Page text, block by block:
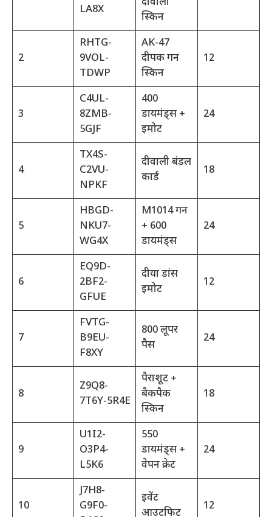
LA8X
स्किन
2
RHTG-
9VOL-
TDWP
AK-47
दीपक गन
स्किन
12
3
C4UL-
8ZMB-
5GJF
400
डायमंड्स +
इमोट
24
4
TX4S-
C2VU-
NPKF
दीवाली बंडल
कार्ड
18
5
HBGD-
NKU7-
WG4X
M1014 गन
+ 600
डायमंड्स
24
6
EQ9D-
2BF2-
GFUE
दीया डांस
इमोट
12
7
FVTG-
B9EU-
F8XY
800 लूपर
पैस
24
8
Z9Q8-
7T6Y-5R4E
पैराशूट +
बैकपैक
स्किन
18
9
U1I2-
O3P4-
L5K6
550
डायमंड्स +
वेपन क्रेट
24
10
J7H8-
G9F0-
इवेंट
आउटफिट
12